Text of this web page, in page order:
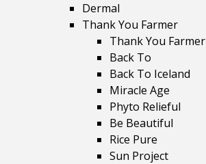
Dermal
Thank You Farmer
Thank You Farmer
Back To
Back To Iceland
Miracle Age
Phyto Relieful
Be Beautiful
Rice Pure
Sun Project